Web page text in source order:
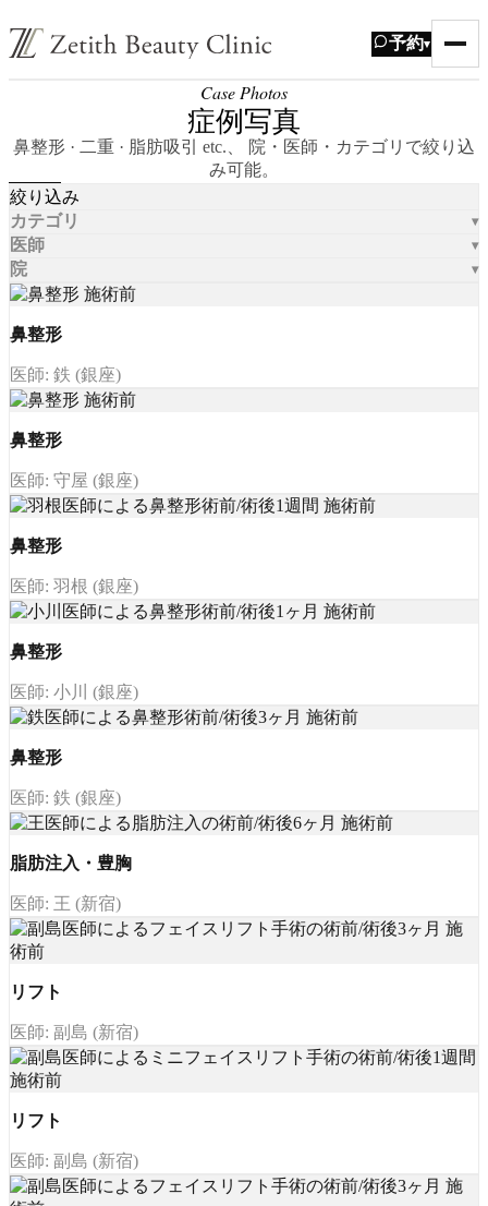
予約▾
Case Photos
症例写真
鼻整形 · 二重 · 脂肪吸引 etc.、 院・医師・カテゴリで絞り込
み可能。
絞り込み
カテゴリ
医師
院
鼻整形
医師: 鉄 (銀座)
鼻整形
医師: 守屋 (銀座)
鼻整形
医師: 羽根 (銀座)
鼻整形
医師: 小川 (銀座)
鼻整形
医師: 鉄 (銀座)
脂肪注入・豊胸
医師: 王 (新宿)
リフト
医師: 副島 (新宿)
リフト
医師: 副島 (新宿)